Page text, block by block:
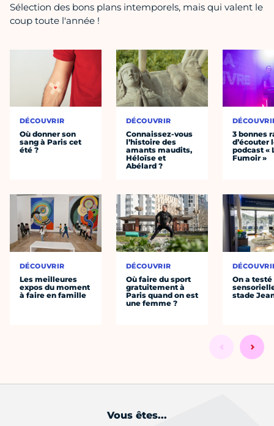
Sélection des bons plans intemporels, mais qui valent le
coup toute l'année !
DÉCOUVRIR
Où donner son
sang à Paris cet
été ?
DÉCOUVRIR
Les meilleures
expos du moment
à faire en famille
DÉCOUVRIR
Connaissez-vous
l’histoire des
amants maudits,
Héloïse et
Abélard ?
DÉCOUVRIR
Où faire du sport
gratuitement à
Paris quand on est
une femme ?
3 bonnes
d’écouter
podcast «
Fumoir »
On a
stade
Vous êtes...